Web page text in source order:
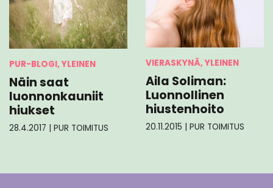
PUR-BLOGI, YLEINEN
Näin saat
luonnonkauniit
hiukset
28.4.2017 | PUR TOIMITUS
VIERASKYNÄ, YLEINEN
Aila Soliman:
Luonnollinen
hiustenhoito
20.11.2015 | PUR TOIMITUS